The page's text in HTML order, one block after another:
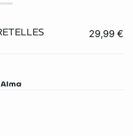
29,99 €